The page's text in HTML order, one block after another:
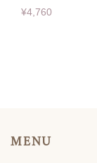
¥4,760
MENU